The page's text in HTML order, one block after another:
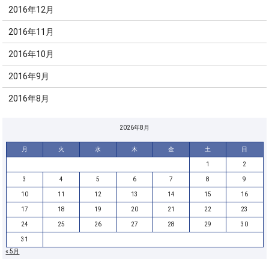
2016年12月
2016年11月
2016年10月
2016年9月
2016年8月
2026年8月
月 火 水 木 金 土 日
1 2
3 4 5 6 7 8 9
10 11 12 13 14 15 16
17 18 19 20 21 22 23
24 25 26 27 28 29 30
31
« 5月